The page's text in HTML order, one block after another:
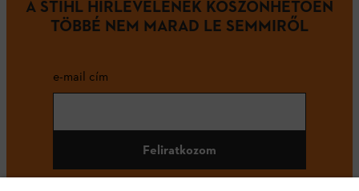
A STIHL HÍRLEVELÉNEK KÖSZÖNHETŐEN
TÖBBÉ NEM MARAD LE SEMMIRŐL
e-mail cím
Feliratkozom